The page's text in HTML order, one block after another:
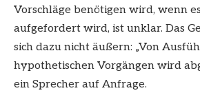
Vorschläge benötigen wird, wenn
aufgefordert wird, ist unklar. Das
sich dazu nicht äußern: „Von
hypothetischen Vorgängen wird
ein Sprecher auf Anfrage.